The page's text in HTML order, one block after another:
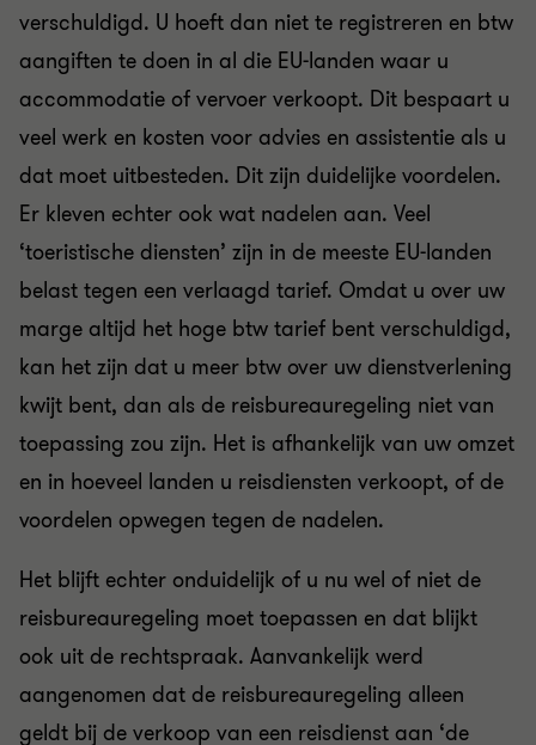
verschuldigd. U hoeft dan niet te registreren en btw
aangiften te doen in al die EU-landen waar u
accommodatie of vervoer verkoopt. Dit bespaart u
veel werk en kosten voor advies en assistentie als u
dat moet uitbesteden. Dit zijn duidelijke voordelen.
Er kleven echter ook wat nadelen aan. Veel
‘toeristische diensten’ zijn in de meeste EU-landen
belast tegen een verlaagd tarief. Omdat u over uw
marge altijd het hoge btw tarief bent verschuldigd,
kan het zijn dat u meer btw over uw dienstverlening
kwijt bent, dan als de reisbureauregeling niet van
toepassing zou zijn. Het is afhankelijk van uw omzet
en in hoeveel landen u reisdiensten verkoopt, of de
voordelen opwegen tegen de nadelen.
Het blijft echter onduidelijk of u nu wel of niet de
reisbureauregeling moet toepassen en dat blijkt
ook uit de rechtspraak. Aanvankelijk werd
aangenomen dat de reisbureauregeling alleen
geldt bij de verkoop van een reisdienst aan ‘de